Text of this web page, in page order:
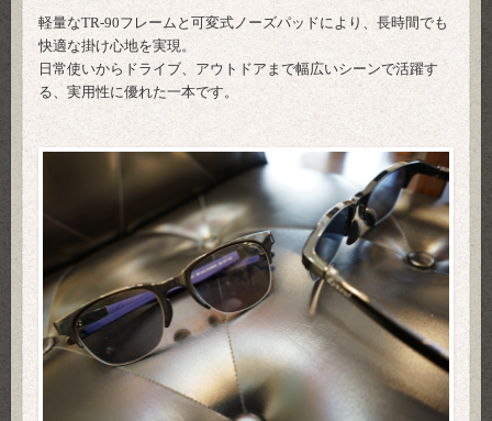
軽量なTR-90フレームと可変式ノーズパッドにより、長時間でも
快適な掛け心地を実現。
日常使いからドライブ、アウトドアまで幅広いシーンで活躍す
る、実用性に優れた一本です。